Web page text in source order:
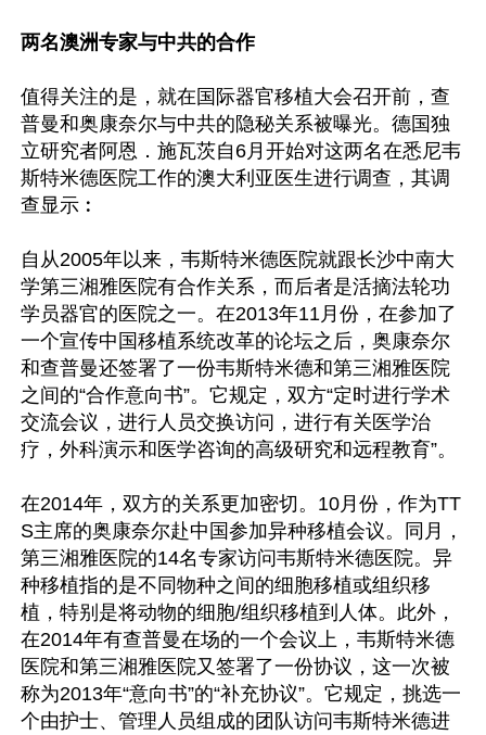
两名澳洲专家与中共的合作
值得关注的是，就在国际器官移植大会召开前，查
普曼和奥康奈尔与中共的隐秘关系被曝光。德国独
立研究者阿恩．施瓦茨自6月开始对这两名在悉尼韦
斯特米德医院工作的澳大利亚医生进行调查，其调
查显示︰
自从2005年以来，韦斯特米德医院就跟长沙中南大
学第三湘雅医院有合作关系，而后者是活摘法轮功
学员器官的医院之一。在2013年11月份，在参加了
一个宣传中国移植系统改革的论坛之后，奥康奈尔
和查普曼还签署了一份韦斯特米德和第三湘雅医院
之间的“合作意向书”。它规定，双方“定时进行学术
交流会议，进行人员交换访问，进行有关医学治
疗，外科演示和医学咨询的高级研究和远程教育”。
在2014年，双方的关系更加密切。10月份，作为TT
S主席的奥康奈尔赴中国参加异种移植会议。同月，
第三湘雅医院的14名专家访问韦斯特米德医院。异
种移植指的是不同物种之间的细胞移植或组织移
植，特别是将动物的细胞/组织移植到人体。此外，
在2014年有查普曼在场的一个会议上，韦斯特米德
医院和第三湘雅医院又签署了一份协议，这一次被
称为2013年“意向书”的“补充协议”。它规定，挑选一
个由护士、管理人员组成的团队访问韦斯特米德进